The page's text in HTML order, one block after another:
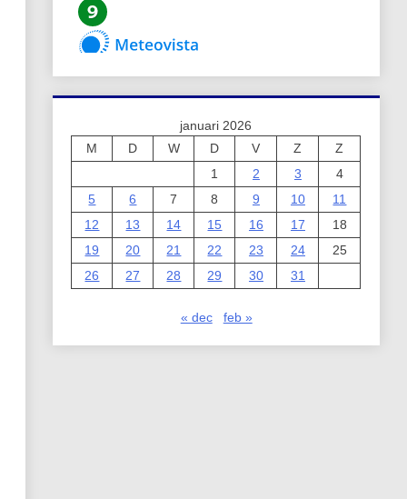
januari 2026
M
D W D V Z
Z
1
2 3
4
5
6 7 8 9 10
11
12
13 14 15 16 17
18
19
20 21 22 23 24
25
26
27 28 29 30 31
« dec feb »